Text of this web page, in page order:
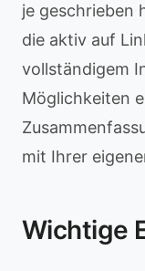
je geschrieben
die aktiv auf
vollständigem
Möglichkeiten
mit Ihrer
Wichtige